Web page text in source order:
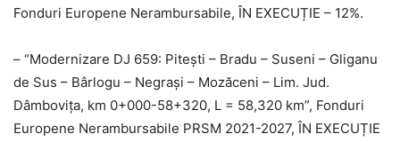
Fonduri Europene Nerambursabile, ÎN EXECUȚIE – 12%.
– “Modernizare DJ 659: Piteşti – Bradu – Suseni – Gliganu
de Sus – Bârlogu – Negraşi – Mozăceni – Lim. Jud.
Dâmbovița, km 0+000-58+320, L = 58,320 km”, Fonduri
Europene Nerambursabile PRSM 2021-2027, ÎN EXECUȚIE